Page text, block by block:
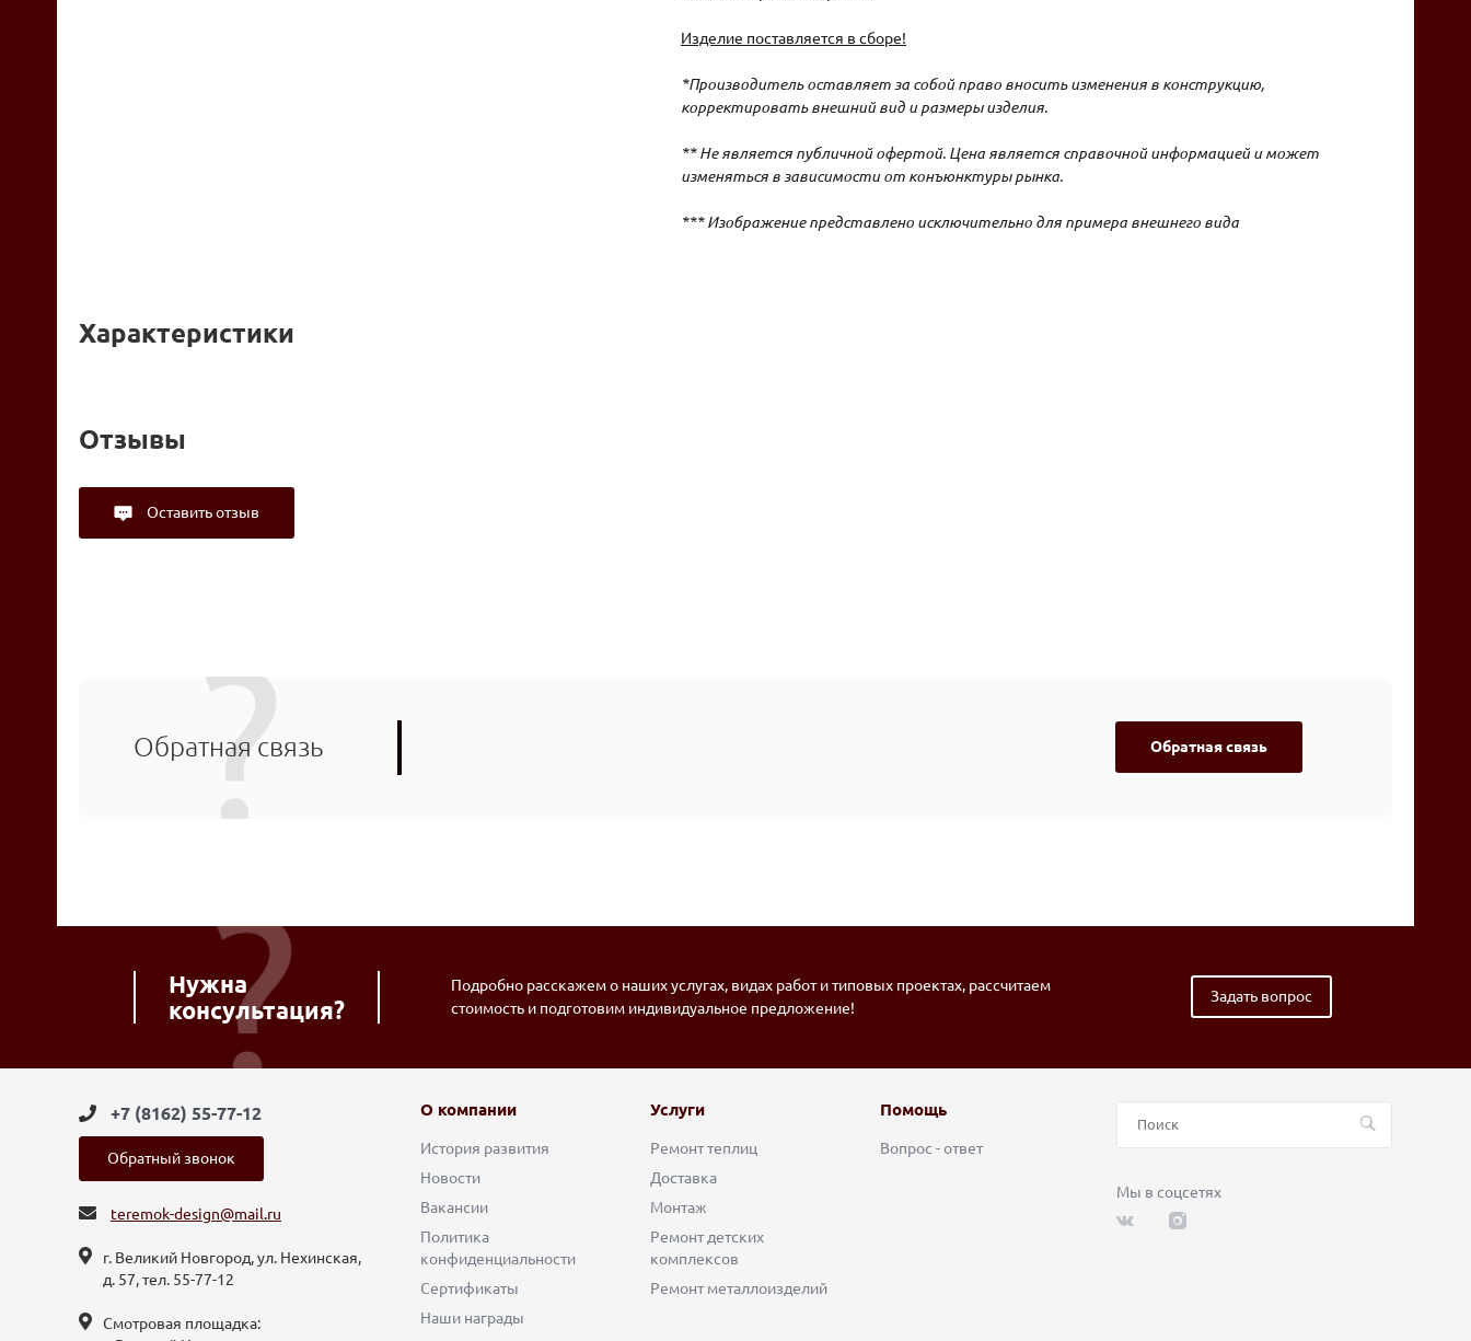
Изделие поставляется в сборе!
*Производитель оставляет за собой право вносить изменения в конструкцию,
корректировать внешний вид и размеры изделия.
** Не является публичной офертой. Цена является справочной информацией и может
изменяться в зависимости от конъюнктуры рынка.
*** Изображение представлено исключительно для примера внешнего вида
Характеристики
Отзывы
Оставить отзыв
Обратная связь Обратная связь
Нужна
консультация?
Подробно расскажем о наших услугах, видах работ и типовых проектах, рассчитаем
стоимость и подготовим индивидуальное предложение!
Задать вопрос
+7 (8162) 55-77-12
Обратный звонок
teremok-design@mail.ru
г. Великий Новгород, ул. Нехинская,
д. 57, тел. 55-77-12
Смотровая площадка:
О компании
История развития
Новости
Вакансии
Политика
конфиденциальности
Сертификаты
Наши награды
Услуги
Ремонт теплиц
Доставка
Монтаж
Ремонт детских
комплексов
Ремонт металлоизделий
Помощь
Вопрос - ответ
Мы в соцсетях